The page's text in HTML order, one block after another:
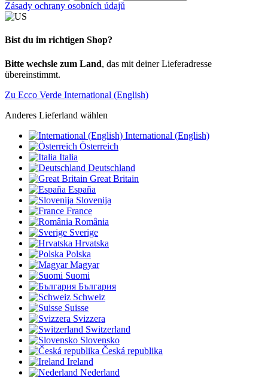
Zásady ochrany osobních údajů
Bist du im richtigen Shop?
Bitte wechsle zum Land, das mit deiner Lieferadresse
übereinstimmt.
Zu Ecco Verde International (English)
Anderes Lieferland wählen
International (English)
Österreich
Italia
Deutschland
Great Britain
España
Slovenija
France
România
Sverige
Hrvatska
Polska
Magyar
Suomi
България
Schweiz
Suisse
Svizzera
Switzerland
Slovensko
Česká republika
Ireland
Nederland